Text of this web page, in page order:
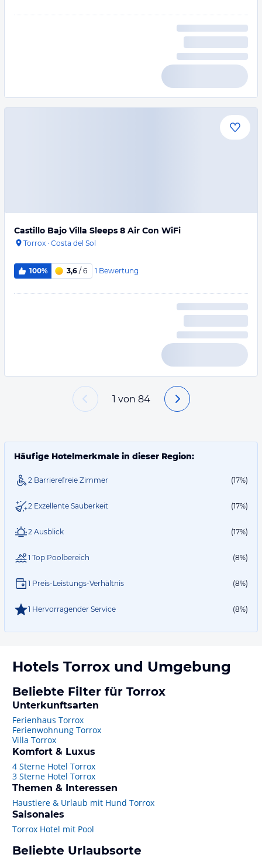
Castillo Bajo Villa Sleeps 8 Air Con WiFi
Torrox · Costa del Sol
100% 3,6 / 6 1 Bewertung
1 von 84
Häufige Hotelmerkmale in dieser Region:
2 Barrierefreie Zimmer (17%)
2 Exzellente Sauberkeit (17%)
2 Ausblick (17%)
1 Top Poolbereich (8%)
1 Preis-Leistungs-Verhältnis (8%)
1 Hervorragender Service (8%)
Hotels Torrox und Umgebung
Beliebte Filter für Torrox
Unterkunftsarten
Ferienhaus Torrox
Ferienwohnung Torrox
Villa Torrox
Komfort & Luxus
4 Sterne Hotel Torrox
3 Sterne Hotel Torrox
Themen & Interessen
Haustiere & Urlaub mit Hund Torrox
Saisonales
Torrox Hotel mit Pool
Beliebte Urlaubsorte